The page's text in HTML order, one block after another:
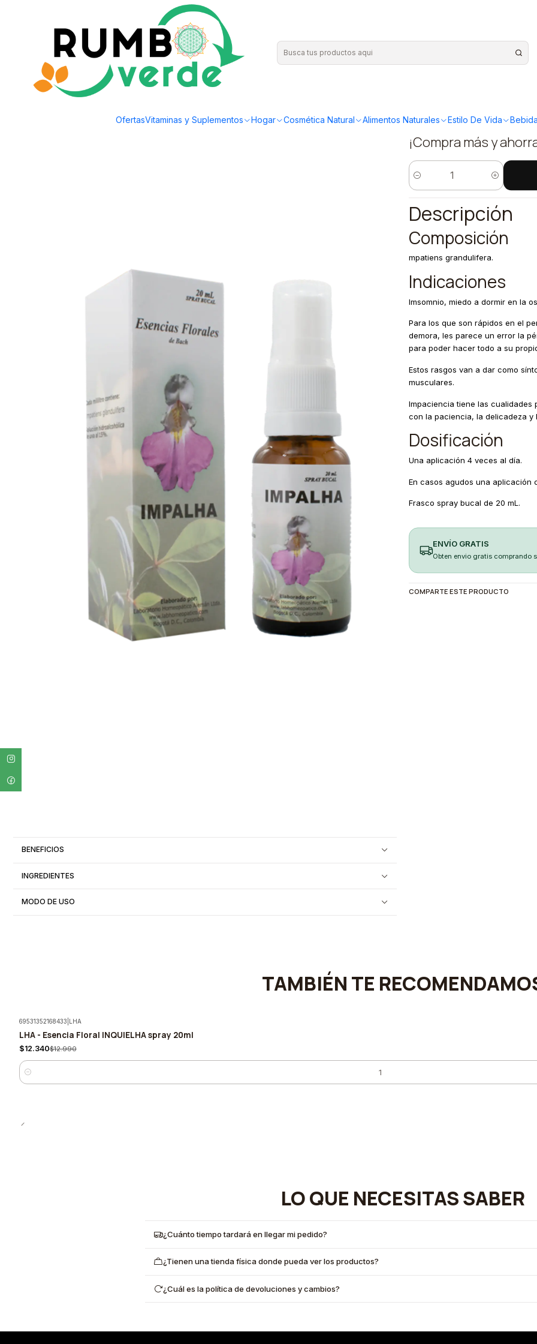
OfertasVitaminas y Suplementos Hogar Cosmética Natural Alimentos Naturales Estilo De Vida
Envío gratis por compras sobre los 59.990 en la provincia de Santiago
Vitaminas y Suplementos Estrés y Sueño LHA - Esencia Floral IMPALHA spray 20ml
BENEFICIOS
INGREDIENTES
MODO DE USO
spray
¡Compra más y
Cantidad
Descripción
Composición
mpatiens grandulifera.
Indicaciones
Imsomnio, miedo a dormir en la
Para los que son rápidos en el
demora, les parece un error la
para poder hacer todo a su
Estos rasgos van a dar como
musculares.
Impaciencia tiene las cualidades
con la paciencia, la delicadeza y
Dosificación
Una aplicación 4 veces al día.
En casos agudos una aplicación
Frasco spray bucal de 20 mL.
ENVÍO GRATIS
Obten envio gratis comprando
COMPARTE ESTE PRODUCTO
TAMBIÉN TE
-5%
69531352168433 LHA
LHA - Esencia Floral INQUIELHA spray 20ml
$12.340$12.990
Cantidad
LO QUE NECESITAS SABER
¿Cuánto tiempo tardará en llegar mi pedido?
¿Tienen una tienda física donde pueda ver los productos?
¿Cuál es la política de devoluciones y cambios?